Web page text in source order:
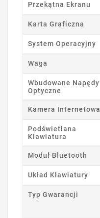
Przekątna Ekranu
Karta Graficzna
System Operacyjny
Waga
Wbudowane Napędy
Optyczne
Kamera Internetowa
Podświetlana
Klawiatura
Moduł Bluetooth
Układ Klawiatury
Typ Gwarancji